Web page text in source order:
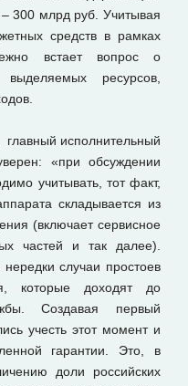
300 млрд руб. Учитывая
средств в рамках
встает вопрос о
выделяемых ресурсов,
исполнительный
«при обсуждении
учитывать, тот факт,
складывается из
(включает сервисное
частей и так далее).
случаи простоев
которые доходят до
Создавая первый
учесть этот момент и
гарантии. Это, в
доли российских